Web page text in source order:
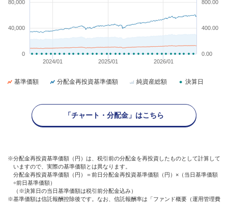
2024/01 2025/01 2026/01
0
40,000
80,000
0.00
400.00
800.00
基準価額 分配金再投資基準価額 純資産総額 決算日
「チャート・分配金」はこちら
※分配金再投資基準価額（円）は、税引前の分配金を再投資したものとして計算して
いますので、実際の基準価額とは異なります。
分配金再投資基準価額（円）＝前日分配金再投資基準価額（円）×（当日基準価額
÷前日基準価額）
（※決算日の当日基準価額は税引前分配金込み）
※基準価額は信託報酬控除後です。なお、信託報酬率は「ファンド概要（運用管理費